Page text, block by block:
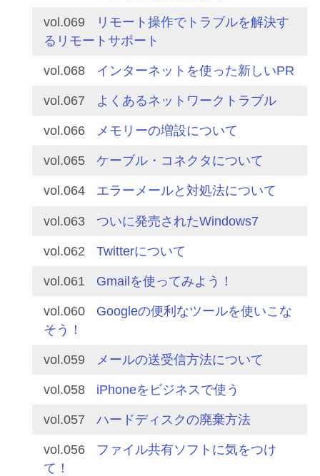
vol.069
リモート操作でトラブルを解決す
るリモートサポート
vol.068 インターネットを使った新しいPR
vol.067 よくあるネットワークトラブル
vol.066 メモリーの増設について
vol.065 ケーブル・コネクタについて
vol.064 エラーメールと対処法について
vol.063 ついに発売されたWindows7
vol.062 Twitterについて
vol.061 Gmailを使ってみよう！
vol.060
Googleの便利なツールを使いこな
そう！
vol.059 メールの送受信方法について
vol.058 iPhoneをビジネスで使う
vol.057 ハードディスクの廃棄方法
vol.056
ファイル共有ソフトに気をつけ
て！